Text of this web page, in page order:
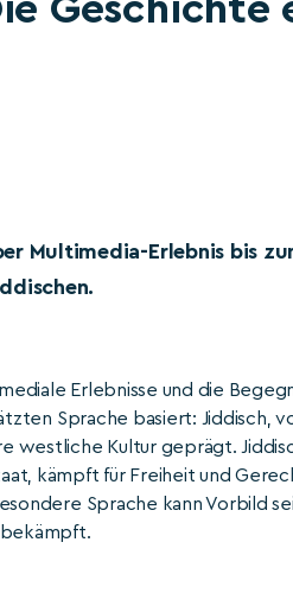
Geschichte
Multimedia-Erlebnis bis
Erlebnisse und die
Sprache basiert: Jiddisch,
westliche Kultur geprägt.
kämpft für Freiheit und
Sprache kann Vorbild
bekämpft.